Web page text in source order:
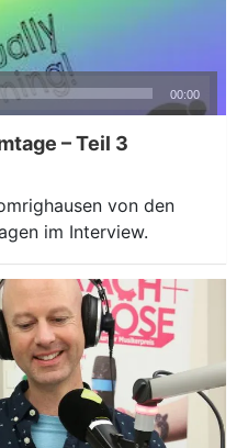
00:00
– Teil 3
von den
im Interview.